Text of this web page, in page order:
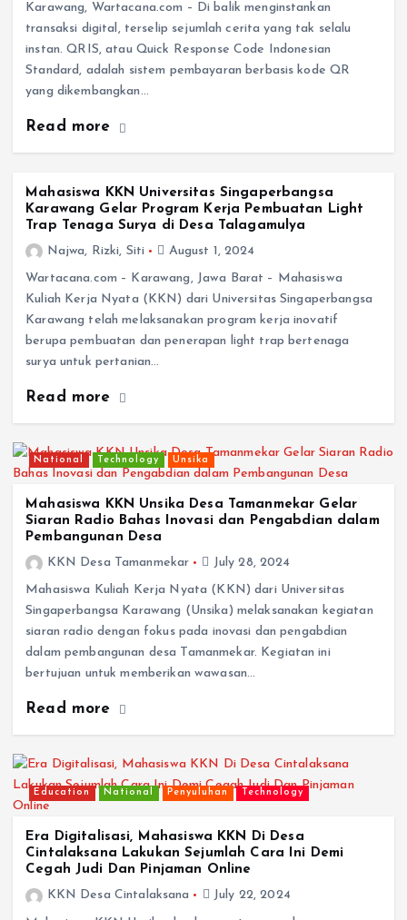
Karawang, Wartacana.com – Di balik menginstankan
transaksi digital, terselip sejumlah cerita yang tak selalu
instan. QRIS, atau Quick Response Code Indonesian
Standard, adalah sistem pembayaran berbasis kode QR
yang dikembangkan…
Read more
Mahasiswa KKN Universitas Singaperbangsa
Karawang Gelar Program Kerja Pembuatan Light
Trap Tenaga Surya di Desa Talagamulya
Najwa, Rizki, Siti
August 1, 2024
Wartacana.com – Karawang, Jawa Barat – Mahasiswa
Kuliah Kerja Nyata (KKN) dari Universitas Singaperbangsa
Karawang telah melaksanakan program kerja inovatif
berupa pembuatan dan penerapan light trap bertenaga
surya untuk pertanian…
Read more
National Technology Unsika
Mahasiswa KKN Unsika Desa Tamanmekar Gelar
Siaran Radio Bahas Inovasi dan Pengabdian dalam
Pembangunan Desa
KKN Desa Tamanmekar
July 28, 2024
Mahasiswa Kuliah Kerja Nyata (KKN) dari Universitas
Singaperbangsa Karawang (Unsika) melaksanakan kegiatan
siaran radio dengan fokus pada inovasi dan pengabdian
dalam pembangunan desa Tamanmekar. Kegiatan ini
bertujuan untuk memberikan wawasan…
Read more
Education National Penyuluhan Technology
Era Digitalisasi, Mahasiswa KKN Di Desa
Cintalaksana Lakukan Sejumlah Cara Ini Demi
Cegah Judi Dan Pinjaman Online
KKN Desa Cintalaksana
July 22, 2024